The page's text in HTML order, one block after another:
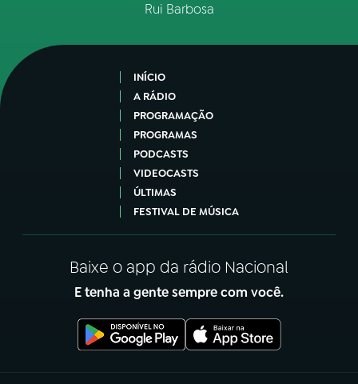
Rui Barbosa
INÍCIO
A RÁDIO
PROGRAMAÇÃO
PROGRAMAS
PODCASTS
VIDEOCASTS
ÚLTIMAS
FESTIVAL DE MÚSICA
Baixe o app da rádio Nacional
E tenha a gente sempre com você.